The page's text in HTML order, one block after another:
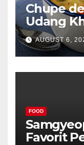
Chupe
Udang
Lezat
AUGUST 6,
FOOD
Favorit